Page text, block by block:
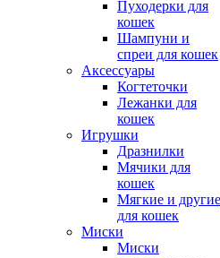
Пуходерки для
кошек
Шампуни и
спреи для кошек
Аксессуары
Когтеточки
Лежанки для
кошек
Игрушки
Дразнилки
Мячики для
кошек
Мягкие и другие
для кошек
Миски
Миски